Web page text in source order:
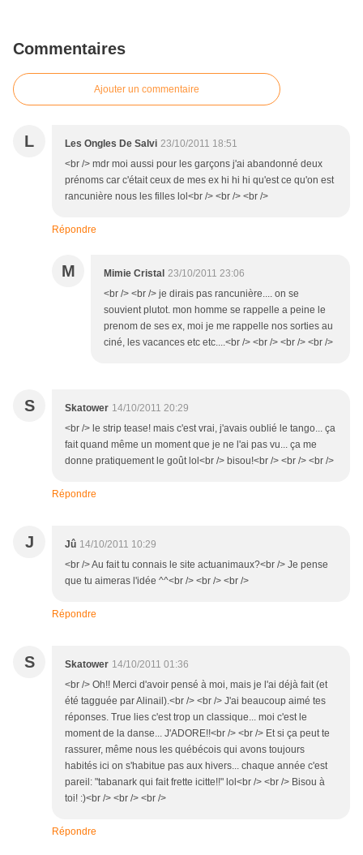
Commentaires
Ajouter un commentaire
L Les Ongles De Salvi 23/10/2011 18:51
<br /> mdr moi aussi pour les garçons j'ai abandonné deux
prénoms car c'était ceux de mes ex hi hi hi qu'est ce qu'on est
rancunière nous les filles lol<br /> <br /> <br />
Répondre
M Mimie Cristal 23/10/2011 23:06
<br /> <br /> je dirais pas rancunière.... on se
souvient plutot. mon homme se rappelle a peine le
prenom de ses ex, moi je me rappelle nos sorties au
ciné, les vacances etc etc....<br /> <br /> <br /> <br />
S Skatower 14/10/2011 20:29
<br /> le strip tease! mais c'est vrai, j'avais oublié le tango... ça
fait quand même un moment que je ne l'ai pas vu... ça me
donne pratiquement le goût lol<br /> bisou!<br /> <br /> <br />
Répondre
J Jû 14/10/2011 10:29
<br /> Au fait tu connais le site actuanimaux?<br /> Je pense
que tu aimeras l'idée ^^<br /> <br /> <br />
Répondre
S Skatower 14/10/2011 01:36
<br /> Oh!! Merci d'avoir pensé à moi, mais je l'ai déjà fait (et
été tagguée par Alinail).<br /> <br /> J'ai beaucoup aimé tes
réponses. True lies c'est trop un classique... moi c'est le
moment de la danse... J'ADORE!!<br /> <br /> Et si ça peut te
rassurer, même nous les québécois qui avons toujours
habités ici on s'habitue pas aux hivers... chaque année c'est
pareil: "tabanark qui fait frette icitte!!" lol<br /> <br /> Bisou à
toi! :)<br /> <br /> <br />
Répondre